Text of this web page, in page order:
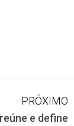
PRÓXIMO
e define